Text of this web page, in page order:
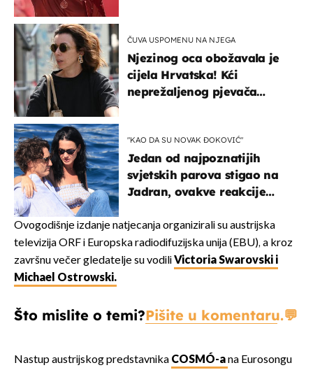
ČUVA USPOMENU NA NJEGA
Njezinog oca obožavala je
cijela Hrvatska! Kći
neprežaljenog pjevača
"KAO DA SU NOVAK ĐOKOVIĆ"
Jedan od najpoznatijih
svjetskih parova stigao na
Jadran, ovakve reakcije
Ovogodišnje izdanje natjecanja organizirali su austrijska
televizija ORF i Europska radiodifuzijska unija (EBU), a kroz
završnu večer gledatelje su vodiliVictoria Swarovski i
Michael Ostrowski.
Što mislite o temi?Pišite u komentaru.
Nastup austrijskog predstavnika COSMÓ-ana Eurosongu